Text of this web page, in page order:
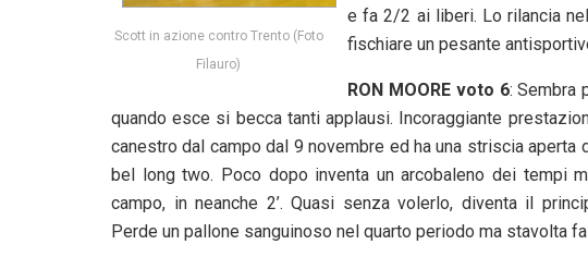
Scott in azione contro Trento (Foto
Filauro)
e fa 2/2 ai liberi. Lo rilancia
fischiare un pesante
RON MOORE voto 6: Sembra
quando esce si becca tanti applausi. Incoraggiante
canestro dal campo dal 9 novembre ed ha una striscia aperta
bel long two. Poco dopo inventa un arcobaleno dei tempi
campo, in neanche 2’. Quasi senza volerlo, diventa il
Perde un pallone sanguinoso nel quarto periodo ma stavolta